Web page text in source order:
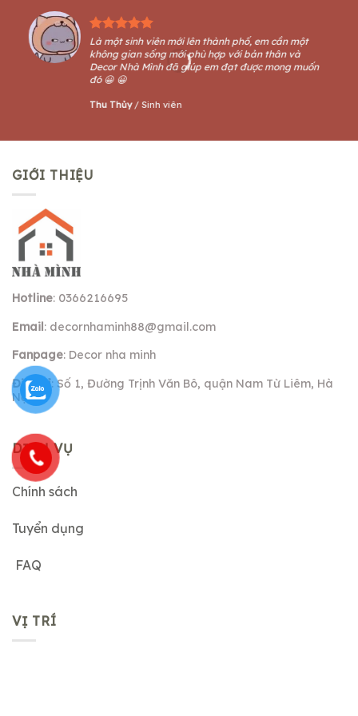
Là một sinh viên mới lên thành phố, em cần một
không gian sống mới phù hợp với bản thân và
Decor Nhà Mình đã giúp em đạt được mong muốn
đó 😀 😀
Thu Thủy / Sinh viên
GIỚI THIỆU
Hotline: 0366216695
Email: decornhaminh88@gmail.com
Fanpage: Decor nha minh
Địa chỉ: Số 1, Đường Trịnh Văn Bô, quận Nam Từ Liêm, Hà
Nội.
DỊCH VỤ
Chính sách
Tuyển dụng
FAQ
VỊ TRÍ